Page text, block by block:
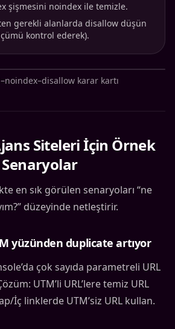
şişmesini noindex ile temizle.
gerekli alanlarda disallow düşün
kontrol ederek).
karar kartı
Siteleri İçin Örnek
Senaryolar
en sık görülen senaryoları “ne
düzeyinde netleştirir.
yüzünden duplicate artıyor
çok sayıda parametreli URL
UTM’li URL’lere temiz URL
İç linklerde UTM’siz URL kullan.